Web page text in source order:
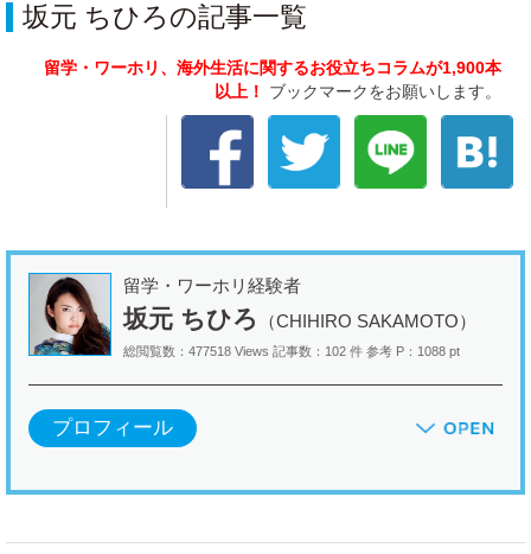
坂元 ちひろの記事一覧
留学・ワーホリ、海外生活に関するお役立ちコラムが1,900本
以上！ ブックマークをお願いします。
留学・ワーホリ経験者
坂元 ちひろ （CHIHIRO SAKAMOTO）
総閲覧数：477518 Views 記事数：102 件 参考 P：1088 pt
プロフィール